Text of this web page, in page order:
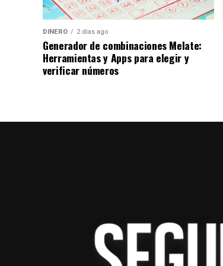
DINERO 2 días ago
Generador de combinaciones Melate:
Herramientas y Apps para elegir y
verificar números